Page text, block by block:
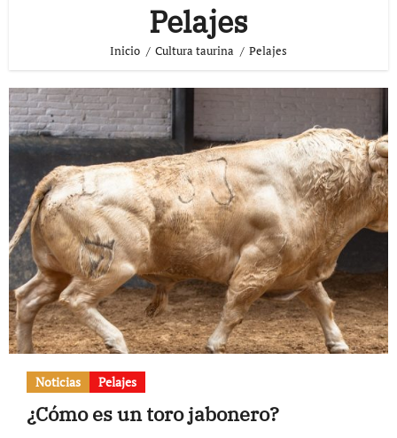
Pelajes
Inicio Cultura taurina Pelajes
Noticias Pelajes
¿Cómo es un toro jabonero?